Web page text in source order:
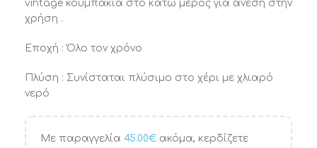
vintage κουμπάκια στο κάτω μέρος για άνεση στην
χρήση .
Εποχή : Όλο τον χρόνο
Πλύση : Συνίσταται πλύσιμο στο χέρι με χλιαρό
νερό
Με παραγγελία 45.00€ ακόμα, κερδίζετε